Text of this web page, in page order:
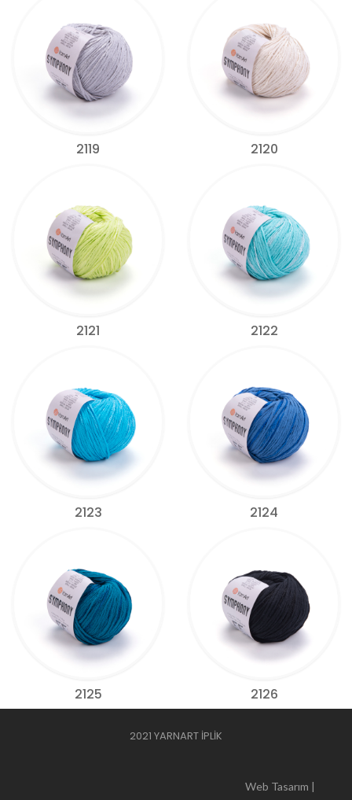
2119 2120
2121 2122
2123 2124
2125 2126
2021 YARNART İPLİK
Web Tasarım |